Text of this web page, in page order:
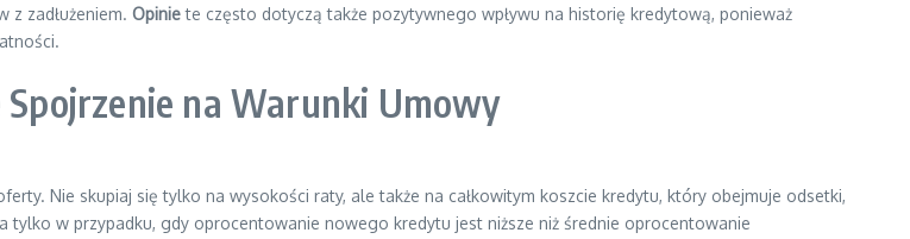
z zadłużeniem. Opiniete często dotyczą także pozytywnego wpływu na historię kredytową, ponieważ
Spojrzenie na Warunki Umowy
Nie skupiaj się tylko na wysokości raty, ale także na całkowitym koszcie kredytu, który obejmuje odsetki,
tylko w przypadku, gdy oprocentowanie nowego kredytu jest niższe niż średnie oprocentowanie